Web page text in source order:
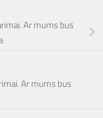
Ar mums bus
Ar mums bus